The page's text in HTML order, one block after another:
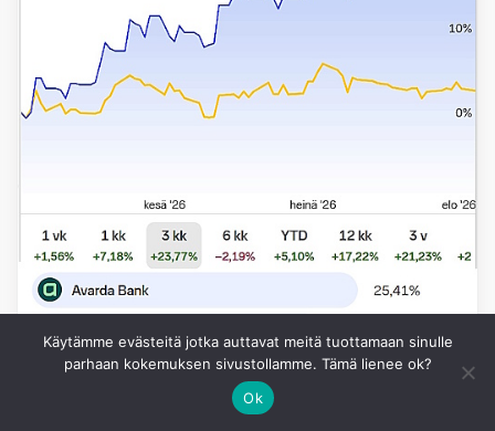
Käytämme evästeitä jotka auttavat meitä tuottamaan sinulle
parhaan kokemuksen sivustollamme. Tämä lienee ok?
Ok